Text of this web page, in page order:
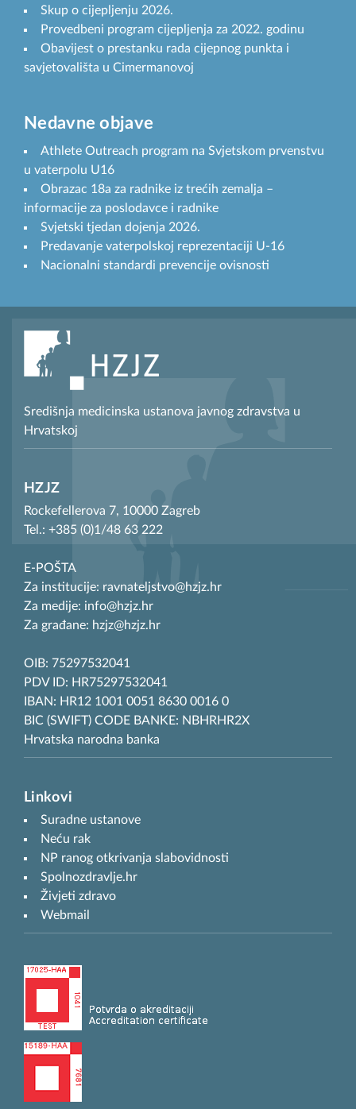
Skup o cijepljenju 2026.
Provedbeni program cijepljenja za 2022. godinu
Obavijest o prestanku rada cijepnog punkta i
savjetovališta u Cimermanovoj
Nedavne objave
Athlete Outreach program na Svjetskom prvenstvu
u vaterpolu U16
Obrazac 18a za radnike iz trećih zemalja –
informacije za poslodavce i radnike
Svjetski tjedan dojenja 2026.
Predavanje vaterpolskoj reprezentaciji U-16
Nacionalni standardi prevencije ovisnosti
Središnja medicinska ustanova javnog zdravstva u
Hrvatskoj
HZJZ
Rockefellerova 7, 10000 Zagreb
Tel.: +385 (0)1/48 63 222
E-POŠTA
Za institucije: ravnateljstvo@hzjz.hr
Za medije: info@hzjz.hr
Za građane: hzjz@hzjz.hr
OIB: 75297532041
PDV ID: HR75297532041
IBAN: HR12 1001 0051 8630 0016 0
BIC (SWIFT) CODE BANKE: NBHRHR2X
Hrvatska narodna banka
Linkovi
Suradne ustanove
Neću rak
NP ranog otkrivanja slabovidnosti
Spolnozdravlje.hr
Živjeti zdravo
Webmail